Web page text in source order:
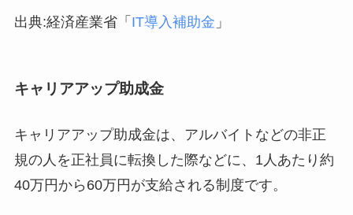
出典:経済産業省「 IT導入補助金 」
キャリアアップ助成金
キャリアアップ助成金は、アルバイトなどの非正
規の人を正社員に転換した際などに、1人あたり約
40万円から60万円が支給される制度です。